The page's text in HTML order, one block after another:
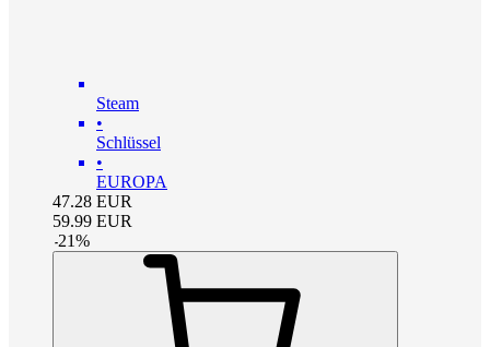
Steam
•
Schlüssel
•
EUROPA
47.28 EUR
59.99 EUR
-21%